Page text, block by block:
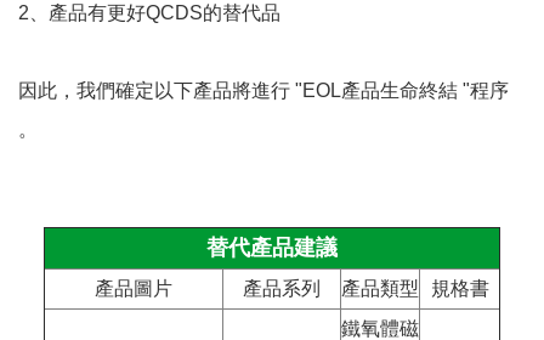
2、產品有更好QCDS的替代品
因此，我們確定以下產品將進行 "EOL產品生命終結 "程序
。
替代產品建議
產品圖片 產品系列 產品類型 規格書
鐵氧體磁